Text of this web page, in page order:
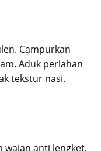
Campurkan
Aduk perlahan
tekstur nasi.
wajan anti lengket,